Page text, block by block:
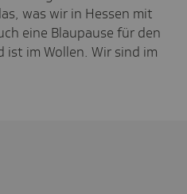
was wir in Hessen mit
eine Blaupause für den
ist im Wollen. Wir sind im